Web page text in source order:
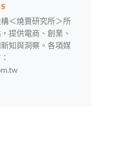
＜燒賣研究所＞所
提供電商、創業、
知與洞察。各項媒